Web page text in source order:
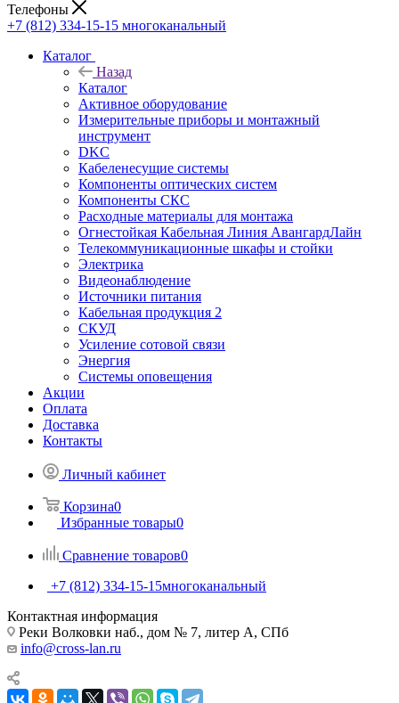
Телефоны
+7 (812) 334-15-15 многоканальный
Каталог
Назад
Каталог
Активное оборудование
Измерительные приборы и монтажный
инструмент
DKC
Кабеленесущие системы
Компоненты оптических систем
Компоненты СКС
Расходные материалы для монтажа
Огнестойкая Кабельная Линия АвангардЛайн
Телекоммуникационные шкафы и стойки
Электрика
Видеонаблюдение
Источники питания
Кабельная продукция 2
СКУД
Усиление сотовой связи
Энергия
Системы оповещения
Акции
Оплата
Доставка
Контакты
Личный кабинет
Корзина0
Избранные товары0
Сравнение товаров0
+7 (812) 334-15-15многоканальный
Контактная информация
Реки Волковки наб., дом № 7, литер А, СПб
info@cross-lan.ru